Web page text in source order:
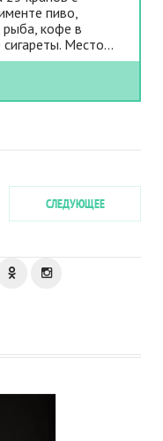
пиво,
рыба, кофе в
Место...
СЛЕДУЮЩЕЕ